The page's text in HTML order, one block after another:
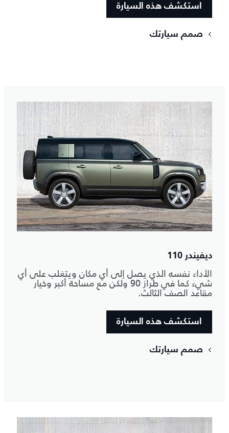
استكشف هذه السيارة
صمم سيارتك
ديفيندر 110
الأداء نفسه الذي يصل إلى أي مكان ويتغلب على أي
شيء كما في طراز 90 ولكن مع مساحة أكبر وخيار
مقاعد الصف الثالث.
استكشف هذه السيارة
صمم سيارتك